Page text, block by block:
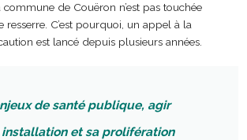
commune de Couëron n’est pas touchée
resserre. C’est pourquoi, un appel à la
est lancé depuis plusieurs années.
de santé publique, agir
installation et sa prolifération